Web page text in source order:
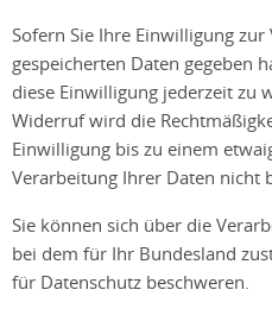
Sofern Sie Ihre Einwilligung
gespeicherten Daten gegeben
diese Einwilligung jederzeit zu
Widerruf wird die
Einwilligung bis zu einem
Verarbeitung Ihrer Daten nicht
Sie können sich über die
bei dem für Ihr Bundesland
für Datenschutz beschweren.